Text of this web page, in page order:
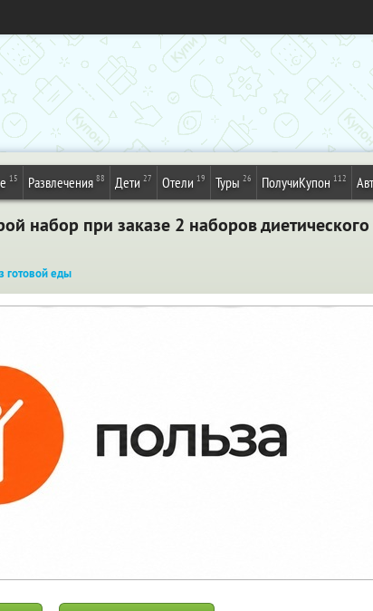
15 Развлечения 88 Дети 27 Отели 19 Туры 26 ПолучиКупон 112
набор при заказе 2 наборов
готовой еды